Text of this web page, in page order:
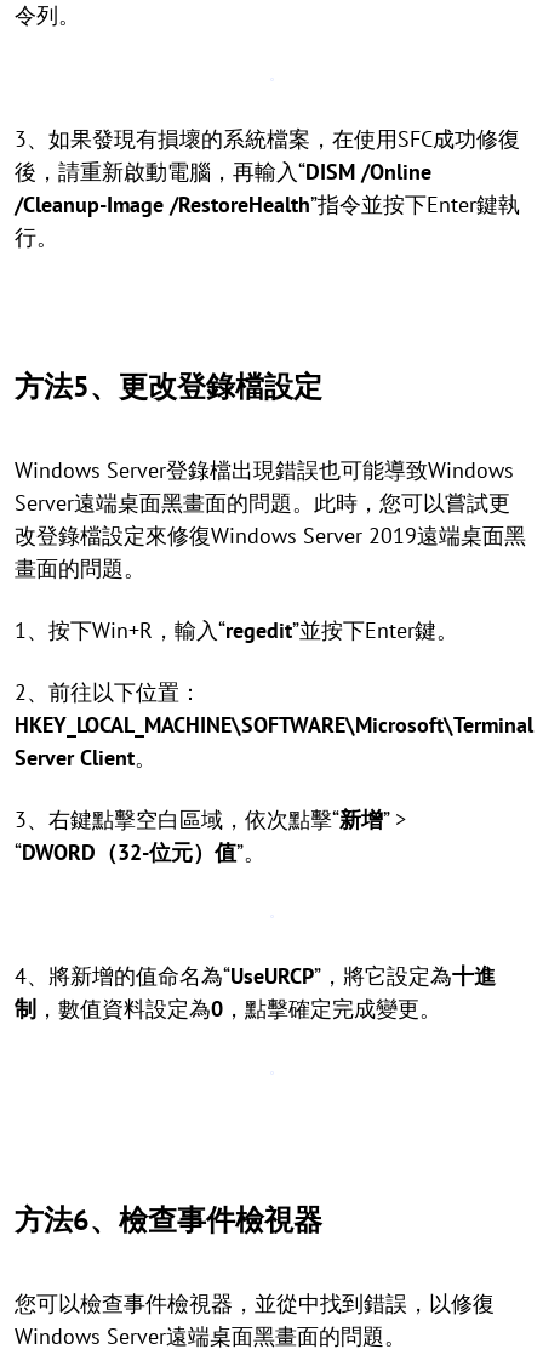
令列。
3、如果發現有損壞的系統檔案，在使用SFC成功修復
後，請重新啟動電腦，再輸入“DISM /Online
/Cleanup-Image /RestoreHealth”指令並按下Enter鍵執
行。
方法5、更改登錄檔設定
Windows Server登錄檔出現錯誤也可能導致Windows
Server遠端桌面黑畫面的問題。此時，您可以嘗試更
改登錄檔設定來修復Windows Server 2019遠端桌面黑
畫面的問題。
1、按下Win+R，輸入“regedit”並按下Enter鍵。
2、前往以下位置：
HKEY_LOCAL_MACHINE\SOFTWARE\Microsoft\Terminal
Server Client。
3、右鍵點擊空白區域，依次點擊“新增” >
“DWORD（32-位元）值”。
4、將新增的值命名為“UseURCP”，將它設定為十進
制 ，數值資料設定為0 ，點擊確定完成變更。
方法6、檢查事件檢視器
您可以檢查事件檢視器，並從中找到錯誤，以修復
Windows Server遠端桌面黑畫面的問題。